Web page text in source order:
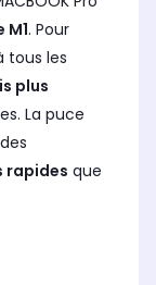
M1. Pour
tous les
plus
La puce
rapides que